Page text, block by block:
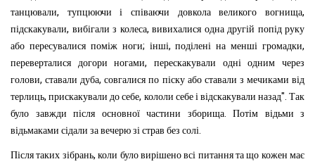
танцювали, тупцюючи і співаючи довкола великого вогнища,
підскакували, вибігали з колеса, вивихалися одна другій попід руку
або пересувалися поміж ноги; інші,поділені на менші громадки,
переверталися догори ногами,перескакували одні одним
через
голови,ставали дуба,совгалися по піску або ставали з мечиками від
терлиць,прискакували до себе, кололи себе і відскакували назад".Так
було
завжди після основної частини зборища. Потім відьми
з
відьмаками сідали за вечерю зі страв без солі.
Після таких зібрань,коли було вирішено всі питання та що кожен має